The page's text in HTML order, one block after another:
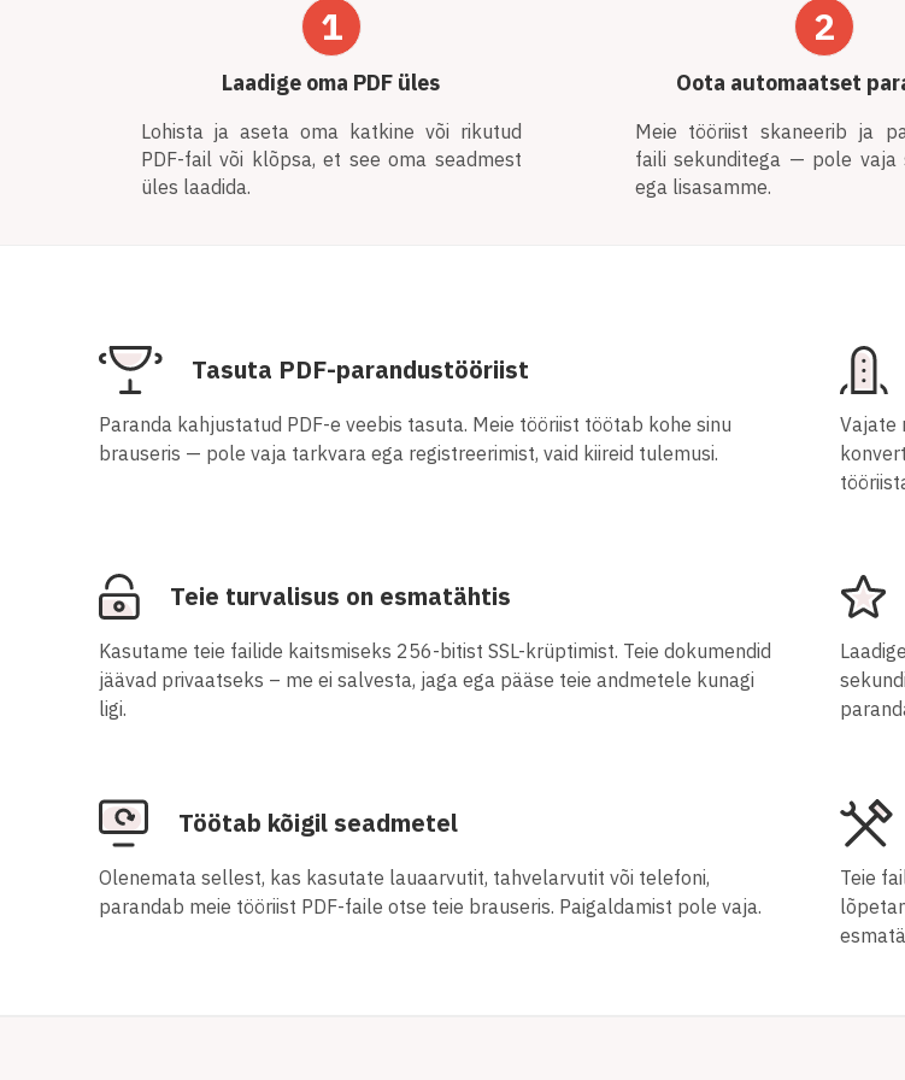
1
Laadige oma PDF üles
Lohista ja aseta oma katkine või rikutud
PDF-fail või klõpsa, et see oma seadmest
üles laadida.
2
Oota automaatset
Meie tööriist skaneerib ja
faili sekunditega — pole vaja
ega lisasamme.
Tasuta PDF-parandustööriist
Paranda kahjustatud PDF-e veebis tasuta. Meie tööriist töötab kohe sinu
brauseris — pole vaja tarkvara ega registreerimist, vaid kiireid tulemusi.
Vajate
Teie turvalisus on esmatähtis
Kasutame teie failide kaitsmiseks 256-bitist SSL-krüptimist. Teie dokumendid
jäävad privaatseks – me ei salvesta, jaga ega pääse teie andmetele kunagi
ligi.
Töötab kõigil seadmetel
Olenemata sellest, kas kasutate lauaarvutit, tahvelarvutit või telefoni,
parandab meie tööriist PDF-faile otse teie brauseris. Paigaldamist pole vaja.
Teie